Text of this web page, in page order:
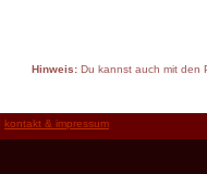
Hinweis:Du kannst auch mit den
kontakt & impressum